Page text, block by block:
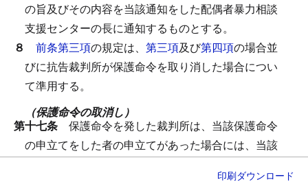
の旨及びその内容を当該通知をした配偶者暴力相談
支援センターの長に通知するものとする。
８ 前条第三項の規定は、 第三項及び第四項の場合並
びに抗告裁判所が保護命令を取り消した場合につい
て準用する。
（保護命令の取消し）
第十七条 保護命令を発した裁判所は、当該保護命令
の申立てをした者の申立てがあった場合には、当該
の規定による命
印刷ダウンロード